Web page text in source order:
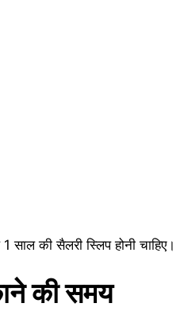
साल की सैलरी स्लिप होनी चाहिए।
की समय